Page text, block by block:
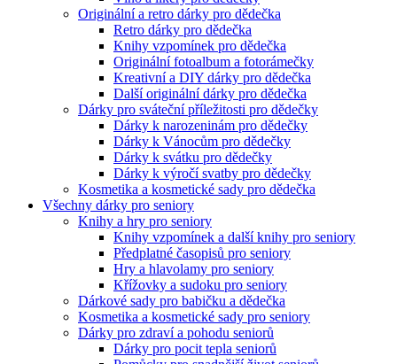
Originální a retro dárky pro dědečka
Retro dárky pro dědečka
Knihy vzpomínek pro dědečka
Originální fotoalbum a fotorámečky
Kreativní a DIY dárky pro dědečka
Další originální dárky pro dědečka
Dárky pro sváteční příležitosti pro dědečky
Dárky k narozeninám pro dědečky
Dárky k Vánocům pro dědečky
Dárky k svátku pro dědečky
Dárky k výročí svatby pro dědečky
Kosmetika a kosmetické sady pro dědečka
Všechny dárky pro seniory
Knihy a hry pro seniory
Knihy vzpomínek a další knihy pro seniory
Předplatné časopisů pro seniory
Hry a hlavolamy pro seniory
Křížovky a sudoku pro seniory
Dárkové sady pro babičku a dědečka
Kosmetika a kosmetické sady pro seniory
Dárky pro zdraví a pohodu seniorů
Dárky pro pocit tepla seniorů